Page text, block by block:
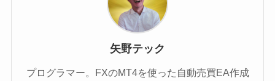
矢野テック
プログラマー。FXのMT4を使った自動売買EA作成